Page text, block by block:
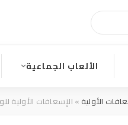
الألعاب الجماعية
الأولية » الإسعافات الأولية